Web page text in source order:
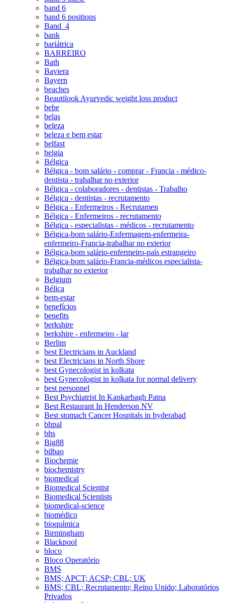
band 6
band 6 positions
Band_4
bank
bariátrica
BARREIRO
Bath
Baviera
Bayern
beaches
Beautilook Ayurvedic weight loss product
bebe
belas
beleza
beleza e bem estar
belfast
belgia
Bélgica
Bélgica - bom salário - comprar - Francia - médico-
dentista - trabalhar no exterior
Bélgica - colaboradores - dentistas - Trabalho
Bélgica - dentistas - recrutamento
Bélgica - Enfermeiros - Recrutamen
Bélgica - Enfermeiros - recrutamento
Bélgica - especialistas - médicos - recrutamento
Bélgica-bom salário-Enfermagem-enfermeira-
enfermeiro-Francia-trabalhar no exterior
Bélgica-bom salário-enfermeiro-país estrangeiro
Bélgica-bom salário-Francia-médicos especialista-
trabalhar no exterior
Belgium
Bélica
bem-estar
benefícios
benefits
berkshire
berkshire - enfermeiro - lar
Berlim
best Electricians in Auckland
best Electricians in North Shore
best Gynecologist in kolkata
best Gynecologist in kolkata for normal delivery
best personnel
Best Psychiatrist In Kankarbagh Patna
Best Restaurant In Henderson NV
Best stomach Cancer Hospitals in hyderabad
bhpal
bhs
Big88
bilbao
Biochemie
biochemistry
biomedical
Biomedical Scientist
Biomedical Scientists
biomedical-science
biomédico
bioquímica
Birmingham
Blackpool
bloco
Bloco Operatório
BMS
BMS; APCT; ACSP; CBL; UK
BMS; CBL; Recrutamento; Reino Unido; Laboratórios
Privados